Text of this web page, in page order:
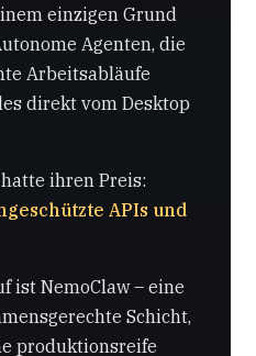
einzigen Grund
Agenten, die
Arbeitsabläufe
direkt vom Desktop
ihren Preis:
APIs und
ist NemoClaw – eine
Schicht,
produktionsreife